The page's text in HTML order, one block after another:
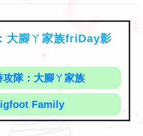
大腳ㄚ家族friDay影
攻隊：大腳ㄚ家族
Family